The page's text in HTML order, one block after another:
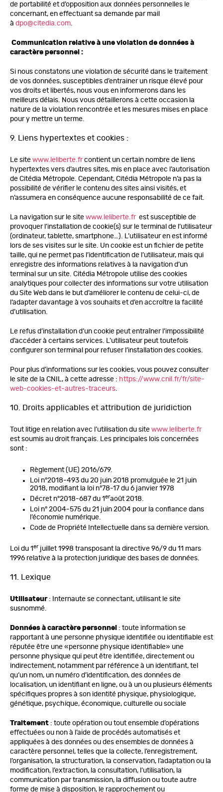
de portabilité et d’opposition aux données personnelles le
concernant, en effectuant sa demande par mail
à dpo@citedia.com.
Communication relative à une violation de données à
caractère personnel :
Si nous constatons une violation de sécurité dans le traitement
de vos données, susceptibles d’entrainer un risque élevé pour
vos droits et libertés, nous vous en informerons dans les
meilleurs délais. Nous vous détaillerons à cette occasion la
nature de la violation rencontrée et les mesures mises en place
pour y mettre un terme.
9. Liens hypertextes et cookies :
Le site www.leliberte.fr contient un certain nombre de liens
hypertextes vers d’autres sites, mis en place avec l’autorisation
de Citédia Métropole. Cependant, Citédia Métropole n’a pas la
possibilité de vérifier le contenu des sites ainsi visités, et
n’assumera en conséquence aucune responsabilité de ce fait.
La navigation sur le site www.leliberte.fr est susceptible de
provoquer l’installation de cookie(s) sur le terminal de l’utilisateur
(ordinateur, tablette, smartphone…). L’utilisateur en est informé
lors de ses visites sur le site. Un cookie est un fichier de petite
taille, qui ne permet pas l’identification de l’utilisateur, mais qui
enregistre des informations relatives à la navigation d’un
terminal sur un site. Citédia Métropole utilise des cookies
analytiques pour collecter des informations sur votre utilisation
du Site Web dans le but d’améliorer le contenu de celui-ci, de
l’adapter davantage à vos souhaits et d’en accroître la facilité
d’utilisation.
Le refus d’installation d’un cookie peut entraîner l’impossibilité
d’accéder à certains services. L’utilisateur peut toutefois
configurer son terminal pour refuser l’installation des cookies.
Pour plus d’informations sur les cookies, vous pouvez consulter
le site de la CNIL, à cette adresse : https://www.cnil.fr/fr/site-
web-cookies-et-autres-traceurs.
10. Droits applicables et attribution de juridiction
Tout litige en relation avec l’utilisation du site www.leliberte.fr
est soumis au droit français. Les principales lois concernées
sont :
Règlement (UE) 2016/679.
Loi n°2018-493 du 20 juin 2018 promulguée le 21 juin
2018, modifiant la loi n°78-17 du 6 janvier 1978
Décret n°2018-687 du 1 eraoût 2018.
Loi n° 2004-575 du 21 juin 2004 pour la confiance dans
l’économie numérique.
Code de Propriété Intellectuelle dans sa dernière version.
Loi du 1 er juillet 1998 transposant la directive 96/9 du 11 mars
1996 relative à la protection juridique des bases de données.
11. Lexique
Utilisateur : Internaute se connectant, utilisant le site
susnommé.
Données à caractère personnel : toute information se
rapportant à une personne physique identifiée ou identifiable est
réputée être une «personne physique identifiable» une
personne physique qui peut être identifiée, directement ou
indirectement, notamment par référence à un identifiant, tel
qu’un nom, un numéro d’identification, des données de
localisation, un identifiant en ligne, ou à un ou plusieurs éléments
spécifiques propres à son identité physique, physiologique,
génétique, psychique, économique, culturelle ou sociale
Traitement : toute opération ou tout ensemble d’opérations
effectuées ou non à l’aide de procédés automatisés et
appliquées à des données ou des ensembles de données à
caractère personnel, telles que la collecte, l’enregistrement,
l’organisation, la structuration, la conservation, l’adaptation ou la
modification, l’extraction, la consultation, l’utilisation, la
communication par transmission, la diffusion ou toute autre
forme de mise à disposition, le rapprochement ou